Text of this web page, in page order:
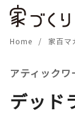
Home 家百マ
アティック
デッド